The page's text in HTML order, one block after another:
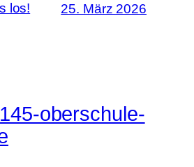
los! 25. März 2026
oberschule-